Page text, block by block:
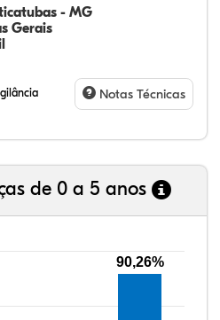
- MG
Gerais
Notas Técnicas
de 0 a 5 anos
90,26%